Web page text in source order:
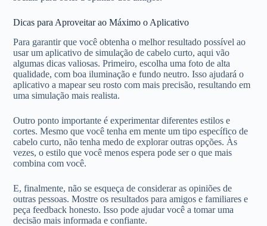
Dicas para Aproveitar ao Máximo o Aplicativo
Para garantir que você obtenha o melhor resultado possível ao
usar um aplicativo de simulação de cabelo curto, aqui vão
algumas dicas valiosas. Primeiro, escolha uma foto de alta
qualidade, com boa iluminação e fundo neutro. Isso ajudará o
aplicativo a mapear seu rosto com mais precisão, resultando em
uma simulação mais realista.
Outro ponto importante é experimentar diferentes estilos e
cortes. Mesmo que você tenha em mente um tipo específico de
cabelo curto, não tenha medo de explorar outras opções. Às
vezes, o estilo que você menos espera pode ser o que mais
combina com você.
E, finalmente, não se esqueça de considerar as opiniões de
outras pessoas. Mostre os resultados para amigos e familiares e
peça feedback honesto. Isso pode ajudar você a tomar uma
decisão mais informada e confiante.